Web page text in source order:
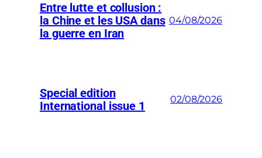
Entre lutte et collusion :
la Chine et les USA dans
la guerre en Iran
04/08/2026
Special edition
International issue 1
02/08/2026